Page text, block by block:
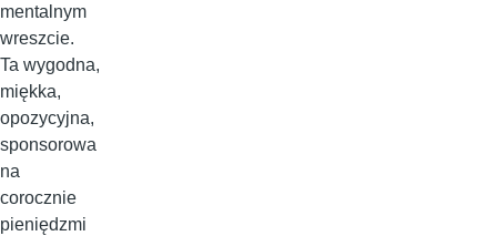
mentalnym
wreszcie.
Ta wygodna,
miękka,
opozycyjna,
sponsorowa
na
corocznie
pieniędzmi